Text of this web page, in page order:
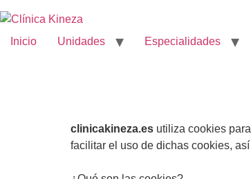
Inicio Unidades Especialidades
clinicakineza.es utiliza cookies
facilitar el uso de dichas cookies,